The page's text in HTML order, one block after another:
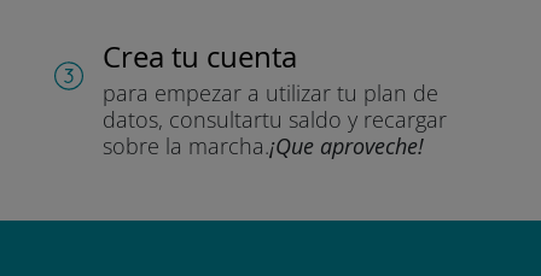
Crea tu cuenta
para empezar a utilizar tu plan de
datos, consultartu saldo y recargar
sobre la marcha.¡Que aproveche!